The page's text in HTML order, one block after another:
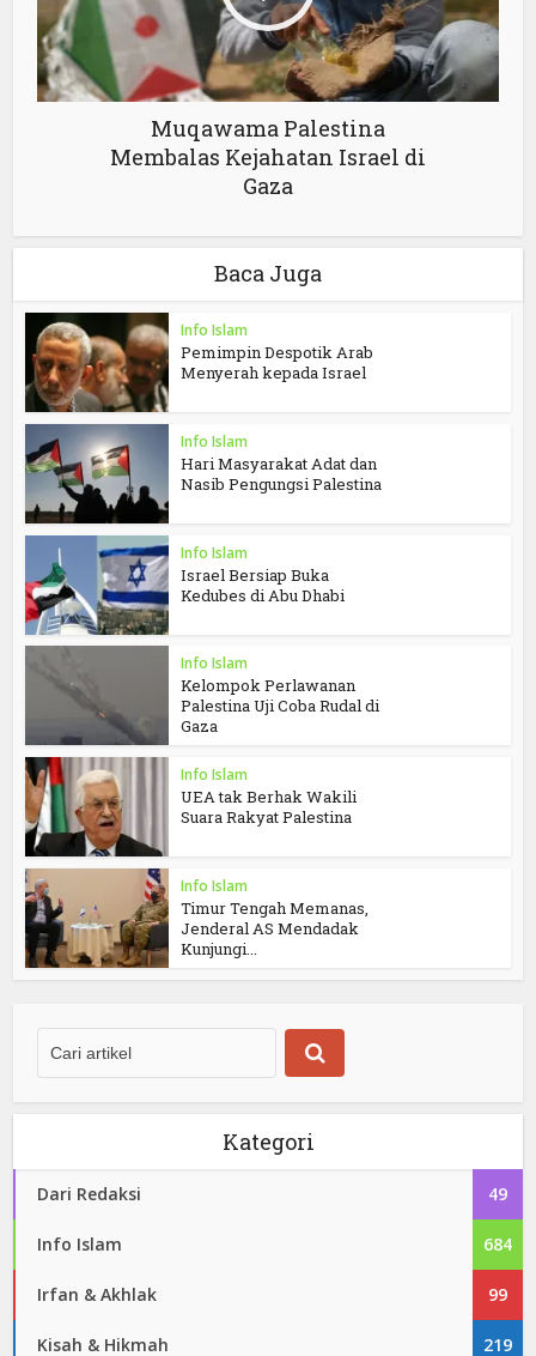
Muqawama Palestina
Membalas Kejahatan Israel di
Gaza
Baca Juga
Info Islam
Pemimpin Despotik Arab
Menyerah kepada Israel
Info Islam
Hari Masyarakat Adat dan
Nasib Pengungsi Palestina
Info Islam
Israel Bersiap Buka
Kedubes di Abu Dhabi
Info Islam
Kelompok Perlawanan
Palestina Uji Coba Rudal di
Gaza
Info Islam
UEA tak Berhak Wakili
Suara Rakyat Palestina
Info Islam
Timur Tengah Memanas,
Jenderal AS Mendadak
Kunjungi...
Kategori
Dari Redaksi 49
Info Islam 684
Irfan & Akhlak 99
Kisah & Hikmah 219